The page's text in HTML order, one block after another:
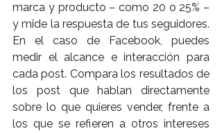
marca y producto – como 20 o 25% –
y mide la respuesta de tus seguidores.
En el caso de Facebook, puedes
medir el alcance e interacción para
cada post. Compara los resultados de
los post que hablan directamente
sobre lo que quieres vender, frente a
los que se refieren a otros intereses